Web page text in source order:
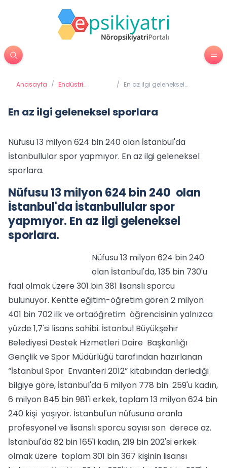
Anasayfa / Endüstri
/ En az ilgi geleneksel
En az ilgi geleneksel sporlara
Nüfusu 13 milyon 624 bin 240 olan İstanbul'da
İstanbullular spor yapmıyor. En az ilgi geleneksel
sporlara.
Nüfusu 13 milyon 624 bin 240 olan
İstanbul'da İstanbullular spor
yapmıyor. En az ilgi geleneksel
sporlara.
Nüfusu 13 milyon 624 bin 240
olan İstanbul'da, 135 bin 730'u
faal olmak üzere 301 bin 381 lisanslı sporcu
bulunuyor. Kentte eğitim-öğretim gören 2 milyon
401 bin 702 ilk ve ortaöğretim öğrencisinin yalnızca
yüzde 1,7'si lisans sahibi. İstanbul Büyükşehir
Belediyesi Destek Hizmetleri Daire Başkanlığı
Gençlik ve Spor Müdürlüğü tarafından hazırlanan
“İstanbul Spor Envanteri 2012” kitabından derlediği
bilgiye göre, İstanbul'da 6 milyon 778 bin 259'u kadın,
6 milyon 845 bin 981'i erkek, toplam 13 milyon 624 bin
240 kişi yaşıyor. İstanbul'un nüfusuna oranla
profesyonel ve lisanslı sporcu sayısı son derece az.
İstanbul'da 82 bin 165'i kadın, 219 bin 202'si erkek
olmak üzere toplam 301 bin 367 kişinin lisansı